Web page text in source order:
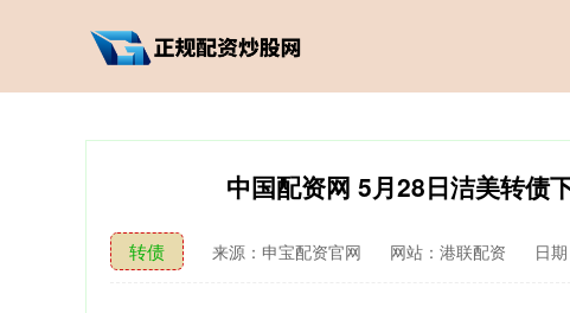
中国配资网 5月28日洁美转债
转债 来源：申宝配资官网 网站：港联配资 日